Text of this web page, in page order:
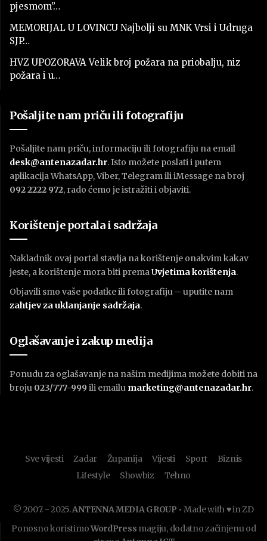
pjesmom”…
MEMORIJAL U LOVINCU Najbolji su MNK Vrsi i Udruga
SJP…
HVZ UPOZORAVA Velik broj požara na priobalju, niz
požara i u…
Pošaljite nam priču ili fotografiju
Pošaljite nam priču, informaciju ili fotografiju na email
desk@antenazadar.hr. Isto možete poslati i putem
aplikacija WhatsApp, Viber, Telegram ili iMessage na broj
092 2222 972, rado ćemo je istražiti i objaviti.
Korištenje portala i sadržaja
Nakladnik ovaj portal stavlja na korištenje onakvim kakav
jeste, a korištenje mora biti premaUvjetima korištenja.
Objavili smo vaše podatke ili fotografiju – uputite nam
zahtjev za uklanjanje sadržaja.
Oglašavanje i zakup medija
Ponudu za oglašavanje na našim medijima možete dobiti na
broju 023/777-999 ili emailu marketing@antenazadar.hr.
Sve vijesti Zadar Županija Vijesti Sport
Biznis
Lifestyle
Showbiz Tehno
© 2007. - 2025.ANTENNA MEDIA GROUP • Made with ♥ in ZD
Ponosno koristimoWordPress magiju, dodatno začinjenu od